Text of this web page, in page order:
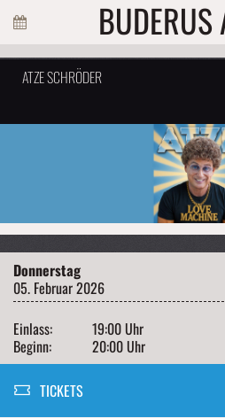
BUDERUS
ATZE SCHRÖDER
Donnerstag
05. Februar 2026
Einlass:
19:00 Uhr
Beginn:
20:00 Uhr
TICKETS